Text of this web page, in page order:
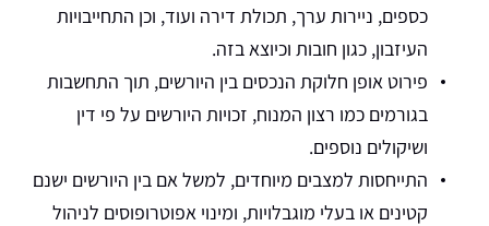
כספים, ניירות ערך, תכולת דירה ועוד, וכן התחייבויות
העיזבון, כגון חובות וכיוצא בזה.
פירוט אופן חלוקת הנכסים בין היורשים, תוך התחשבות
בגורמים כמו רצון המנוח, זכויות היורשים על פי דין
ושיקולים נוספים.
התייחסות למצבים מיוחדים, למשל אם בין היורשים ישנם
קטינים או בעלי מוגבלויות, ומינוי אפוטרופוסים לניהול